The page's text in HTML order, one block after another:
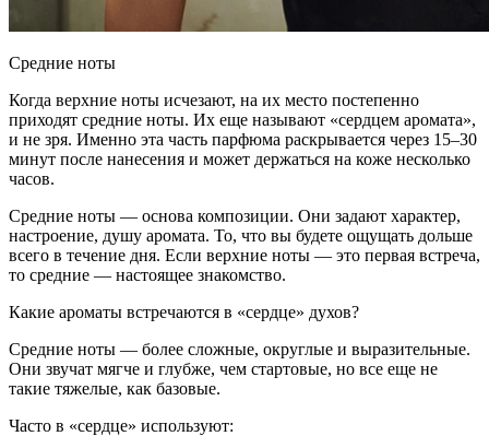
Средние ноты
Когда верхние ноты исчезают, на их место постепенно
приходят средние ноты. Их еще называют «сердцем аромата»,
и не зря. Именно эта часть парфюма раскрывается через 15–30
минут после нанесения и может держаться на коже несколько
часов.
Средние ноты — основа композиции. Они задают характер,
настроение, душу аромата. То, что вы будете ощущать дольше
всего в течение дня. Если верхние ноты — это первая встреча,
то средние — настоящее знакомство.
Какие ароматы встречаются в «сердце» духов?
Средние ноты — более сложные, округлые и выразительные.
Они звучат мягче и глубже, чем стартовые, но все еще не
такие тяжелые, как базовые.
Часто в «сердце» используют: